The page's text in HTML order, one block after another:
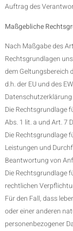
Auftrag des
Maßgebliche
Nach Maßgabe des
Rechtsgrundlagen
dem Geltungsbereich
d.h. der EU und des
Die Rechtsgrundlage
Abs. 1 lit. a und Art. 7
Die Rechtsgrundlage
Leistungen und
Beantwortung von
Die Rechtsgrundlage
rechtlichen
Für den Fall, dass
oder einer anderen
personenbezogener